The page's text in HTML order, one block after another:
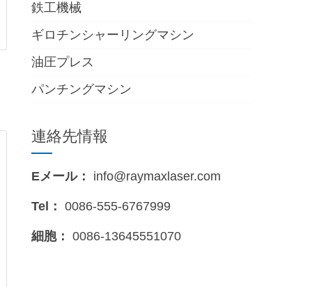
鉄工機械
ギロチンシャーリングマシン
油圧プレス
パンチングマシン
連絡先情報
Eメール： info@raymaxlaser.com
Tel： 0086-555-6767999
細胞： 0086-13645551070